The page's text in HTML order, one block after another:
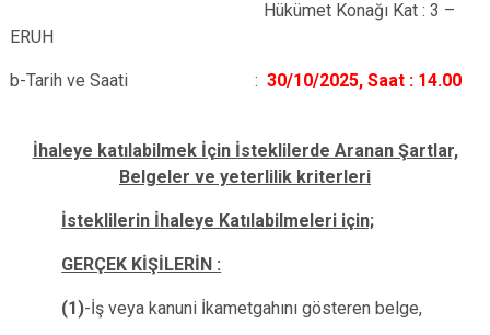
Hükümet Konağı Kat : 3 –
ERUH
b-Tarih ve Saati : 30/10/2025, Saat : 14.00
İhaleye katılabilmek İçin İsteklilerde Aranan Şartlar,
Belgeler ve yeterlilik kriterleri
İsteklilerin İhaleye Katılabilmeleri için;
GERÇEK KİŞİLERİN :
(1)-İş veya kanuni İkametgahını gösteren belge,